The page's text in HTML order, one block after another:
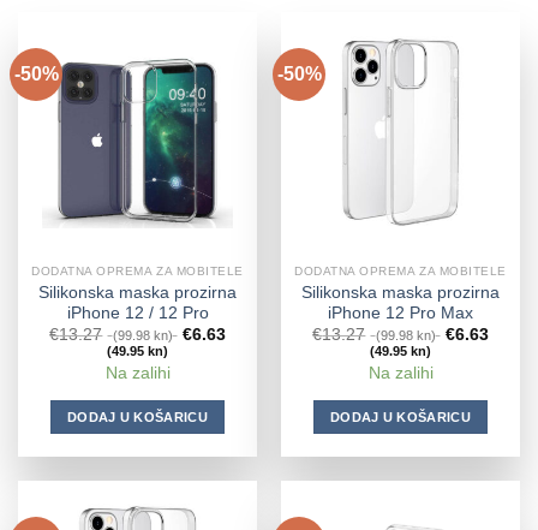
-50%
DODATNA OPREMA ZA MOBITELE
Silikonska maska prozirna
iPhone 12 / 12 Pro
€13.27 (99.98 kn) €6.63
(49.95 kn)
Na zalihi
DODAJ U KOŠARICU
-50%
DODATNA OPREMA ZA MOBITELE
Silikonska maska prozirna
iPhone 12 Pro Max
€13.27 (99.98 kn) €6.63
(49.95 kn)
Na zalihi
DODAJ U KOŠARICU